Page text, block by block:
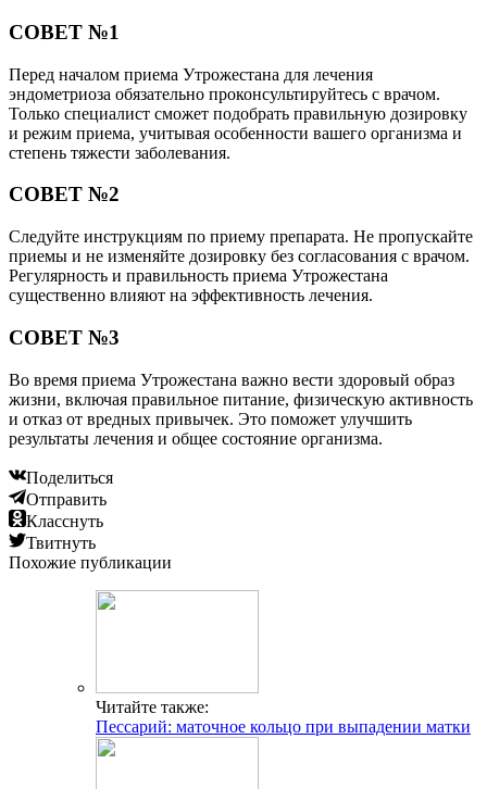
СОВЕТ №1
Перед началом приема Утрожестана для лечения
эндометриоза обязательно проконсультируйтесь с врачом.
Только специалист сможет подобрать правильную дозировку
и режим приема, учитывая особенности вашего организма и
степень тяжести заболевания.
СОВЕТ №2
Следуйте инструкциям по приему препарата. Не пропускайте
приемы и не изменяйте дозировку без согласования с врачом.
Регулярность и правильность приема Утрожестана
существенно влияют на эффективность лечения.
СОВЕТ №3
Во время приема Утрожестана важно вести здоровый образ
жизни, включая правильное питание, физическую активность
и отказ от вредных привычек. Это поможет улучшить
результаты лечения и общее состояние организма.
Поделиться
Отправить
Класснуть
Твитнуть
Похожие публикации
Читайте также:
Пессарий: маточное кольцо при выпадении матки